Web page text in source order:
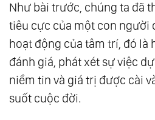
Hình Học Thiêng Liêng
Ngũ Hành
16.Bông Hoa Của Sự
Cách Thượng Đế Sáng
Trụ
Như bài trước, chúng ta đã
tiêu cực của một con người
hoạt động của tâm trí, đó là
đánh giá, phát xét sự việc
niềm tin và giá trị được cài
suốt cuộc đời.